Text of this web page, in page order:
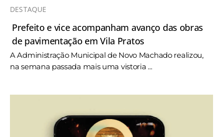
DESTAQUE
Prefeito e vice acompanham avanço das obras
de pavimentação em Vila Pratos
A Administração Municipal de Novo Machado realizou,
na semana passada mais uma vistoria ...